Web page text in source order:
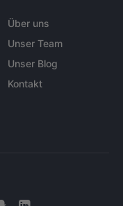
Über uns
Unser Team
Unser Blog
Kontakt